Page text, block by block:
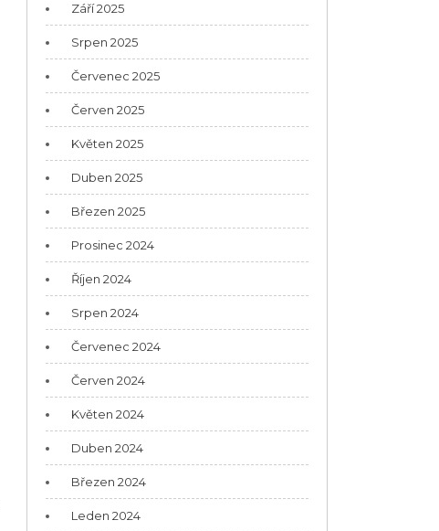
Září 2025
Srpen 2025
Červenec 2025
Červen 2025
Květen 2025
Duben 2025
Březen 2025
Prosinec 2024
Říjen 2024
Srpen 2024
Červenec 2024
Červen 2024
Květen 2024
Duben 2024
Březen 2024
Leden 2024